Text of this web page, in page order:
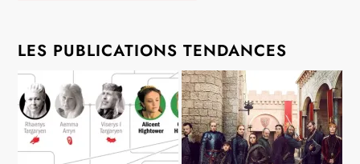
LES PUBLICATIONS TENDANCES